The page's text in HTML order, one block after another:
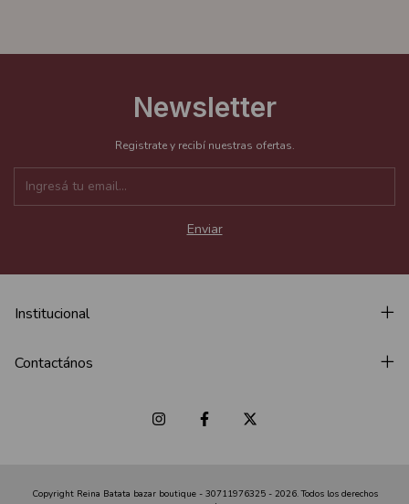
Newsletter
Registrate y recibí nuestras ofertas.
Institucional
Contactános
Copyright Reina Batata bazar boutique - 30711976325 - 2026. Todos los derechos